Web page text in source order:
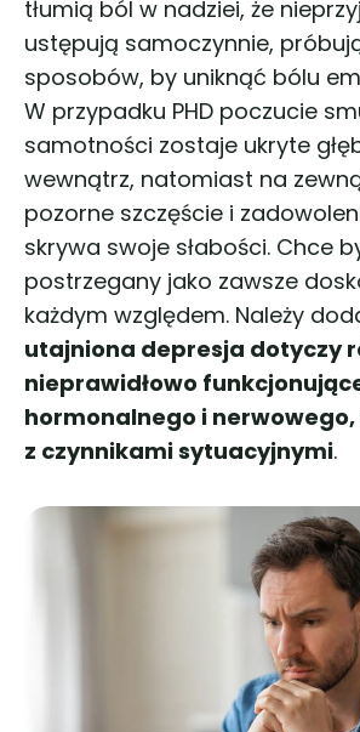
tłumią ból w nadziei, że
ustępują samoczynnie,
sposobów, by uniknąć bólu
W przypadku PHD poczucie
samotności zostaje ukryte
wewnątrz, natomiast na
pozorne szczęście i
skrywa swoje słabości. Chce
postrzegany jako zawsze
każdym względem. Należy
utajniona depresja dotyczy
nieprawidłowo
hormonalnego i nerwowego,
z czynnikami sytuacyjnymi.